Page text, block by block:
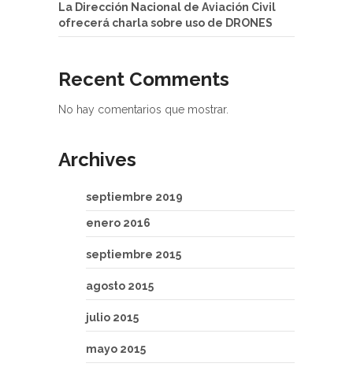
La Dirección Nacional de Aviación Civil
ofrecerá charla sobre uso de DRONES
Recent Comments
No hay comentarios que mostrar.
Archives
septiembre 2019
enero 2016
septiembre 2015
agosto 2015
julio 2015
mayo 2015